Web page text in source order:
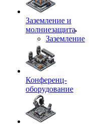
Заземление и
молниезащита
Заземление
Конференц-
оборудование